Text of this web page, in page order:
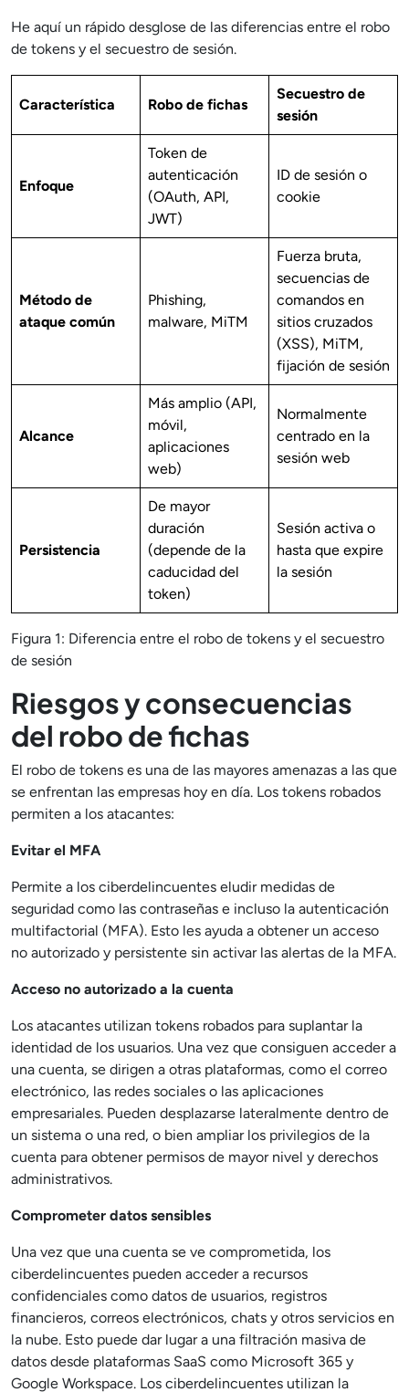
He aquí un rápido desglose de las diferencias entre el robo
de tokens y el secuestro de sesión.
Característica Robo de fichas
Secuestro de
sesión
Enfoque
Token de
autenticación
(OAuth, API,
JWT)
ID de sesión o
cookie
Método de
ataque común
Phishing,
malware, MiTM
Fuerza bruta,
secuencias de
comandos en
sitios cruzados
(XSS), MiTM,
fijación de sesión
Alcance
Más amplio (API,
móvil,
aplicaciones
web)
Normalmente
centrado en la
sesión web
Persistencia
De mayor
duración
(depende de la
caducidad del
token)
Sesión activa o
hasta que expire
la sesión
Figura 1: Diferencia entre el robo de tokens y el secuestro
de sesión
Riesgos y consecuencias
del robo de fichas
El robo de tokens es una de las mayores amenazas a las que
se enfrentan las empresas hoy en día. Los tokens robados
permiten a los atacantes:
Evitar el MFA
Permite a los ciberdelincuentes eludir medidas de
seguridad como las contraseñas e incluso la autenticación
multifactorial (MFA). Esto les ayuda a obtener un acceso
no autorizado y persistente sin activar las alertas de la MFA.
Acceso no autorizado a la cuenta
Los atacantes utilizan tokens robados para suplantar la
identidad de los usuarios. Una vez que consiguen acceder a
una cuenta, se dirigen a otras plataformas, como el correo
electrónico, las redes sociales o las aplicaciones
empresariales. Pueden desplazarse lateralmente dentro de
un sistema o una red, o bien ampliar los privilegios de la
cuenta para obtener permisos de mayor nivel y derechos
administrativos.
Comprometer datos sensibles
Una vez que una cuenta se ve comprometida, los
ciberdelincuentes pueden acceder a recursos
confidenciales como datos de usuarios, registros
financieros, correos electrónicos, chats y otros servicios en
la nube. Esto puede dar lugar a una filtración masiva de
datos desde plataformas SaaS como Microsoft 365 y
Google Workspace. Los ciberdelincuentes utilizan la